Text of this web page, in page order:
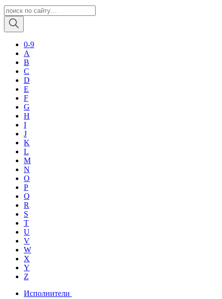
0-9
A
B
C
D
E
F
G
H
I
J
K
L
M
N
O
P
Q
R
S
T
U
V
W
X
Y
Z
Исполнители